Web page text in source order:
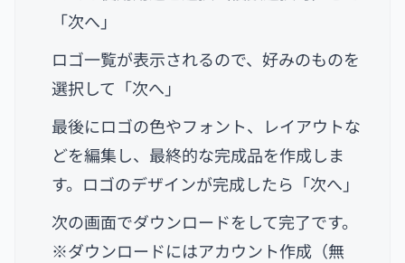
「次へ」
ロゴ一覧が表示されるので、好みのものを
選択して「次へ」
最後にロゴの色やフォント、レイアウトな
どを編集し、最終的な完成品を作成しま
す。ロゴのデザインが完成したら「次へ」
次の画面でダウンロードをして完了です。
※ダウンロードにはアカウント作成（無